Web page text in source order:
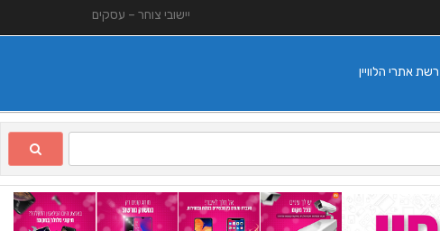
יישובי צוחר – עסקים
רשת אתרי הלוויין